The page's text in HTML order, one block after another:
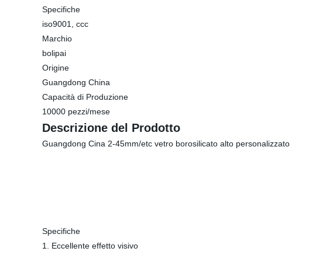
Specifiche
iso9001, ccc
Marchio
bolipai
Origine
Guangdong China
Capacità di Produzione
10000 pezzi/mese
Descrizione del Prodotto
Guangdong Cina 2-45mm/etc vetro borosilicato alto personalizzato
Specifiche
1. Eccellente effetto visivo